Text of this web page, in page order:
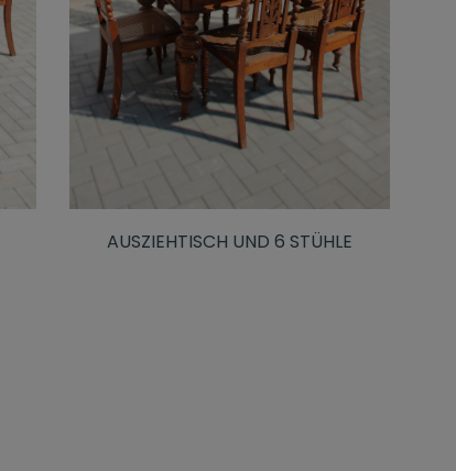
AUSZIEHTISCH UND 6 STÜHLE